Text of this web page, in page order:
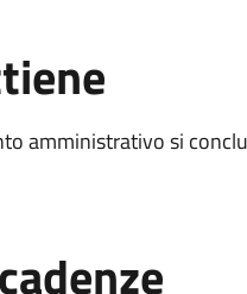
amministrativo si